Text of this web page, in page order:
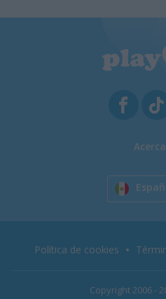
Copyright 2006 -
Política de cookies